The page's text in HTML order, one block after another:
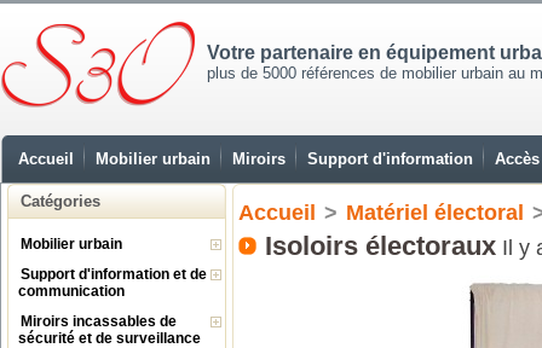
Votre partenaire en équipement
plus de 5000 références de mobilier urbain au
Accueil Mobilier urbain Miroirs Support d'information
Catégories
Mobilier urbain
Support d'information et de
communication
Miroirs incassables de
sécurité et de surveillance
Accueil > Matériel électoral
Isoloirs électoraux Il y